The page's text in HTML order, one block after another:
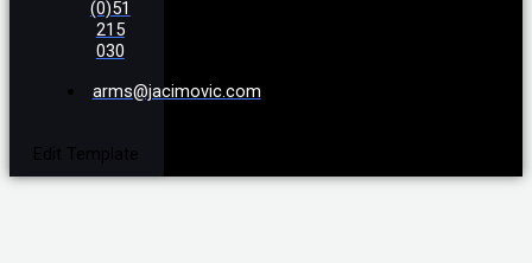
(0)51
215
030
arms@jacimovic.com
Edit Template